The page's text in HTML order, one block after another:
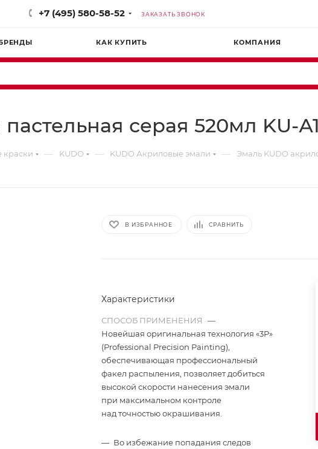
+7 (495) 580-58-52 ЗАКАЗАТЬ ЗВОНОК
КАК КУПИТЬ КОМПАНИЯ
серая 520мл KU-
краски — KUDO — KUDO Акриловые эмали — Эмаль KUDO
В ИЗБРАННОЕ СРАВНИТЬ
Характеристики
СПОСОБ ПРИМЕНЕНИЯ
—
Новейшая оригинальная технология «3P»
(Professional Precision Painting),
обеспечивающая профессиональный
факел распыления, позволяет добиться
высокой скорости нанесения эмали
при максимальном контроле
над точностью окрашивания.
Во избежание попадания следов